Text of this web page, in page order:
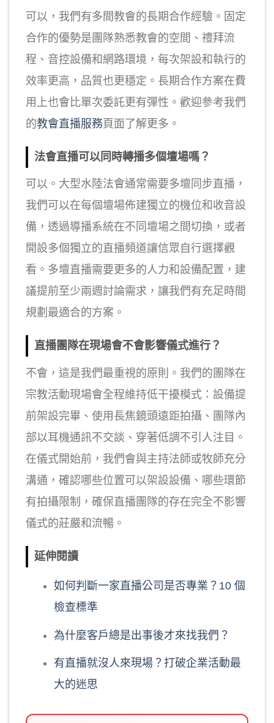
可以，我們有多間教會的長期合作經驗。固定
合作的優勢是團隊熟悉教會的空間、禮拜流
程、音控設備和網路環境，每次架設和執行的
效率更高，品質也更穩定。長期合作方案在費
用上也會比單次委託更有彈性。歡迎參考我們
的教會直播服務頁面了解更多。
法會直播可以同時轉播多個壇場嗎？
可以。大型水陸法會通常需要多壇同步直播，
我們可以在每個壇場佈建獨立的機位和收音設
備，透過導播系統在不同壇場之間切換，或者
開設多個獨立的直播頻道讓信眾自行選擇觀
看。多壇直播需要更多的人力和設備配置，建
議提前至少兩週討論需求，讓我們有充足時間
規劃最適合的方案。
直播團隊在現場會不會影響儀式進行？
不會，這是我們最重視的原則。我們的團隊在
宗教活動現場會全程維持低干擾模式：設備提
前架設完畢、使用長焦鏡頭遠距拍攝、團隊內
部以耳機通訊不交談、穿著低調不引人注目。
在儀式開始前，我們會與主持法師或牧師充分
溝通，確認哪些位置可以架設設備、哪些環節
有拍攝限制，確保直播團隊的存在完全不影響
儀式的莊嚴和流暢。
延伸閱讀
如何判斷一家直播公司是否專業？10 個
檢查標準
為什麼客戶總是出事後才來找我們？
有直播就沒人來現場？打破企業活動最
大的迷思